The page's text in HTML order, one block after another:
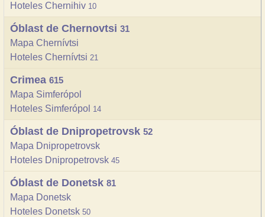
Hoteles Chernihiv 10
Óblast de Chernovtsi 31
Mapa Chernívtsi
Hoteles Chernívtsi 21
Crimea 615
Mapa Simferópol
Hoteles Simferópol 14
Óblast de Dnipropetrovsk 52
Mapa Dnipropetrovsk
Hoteles Dnipropetrovsk 45
Óblast de Donetsk 81
Mapa Donetsk
Hoteles Donetsk 50